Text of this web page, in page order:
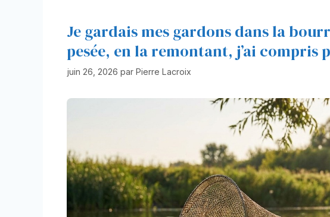
Je gardais mes gardons dans la
pesée, en la remontant, j’ai
juin 26, 2026 par Pierre Lacroix